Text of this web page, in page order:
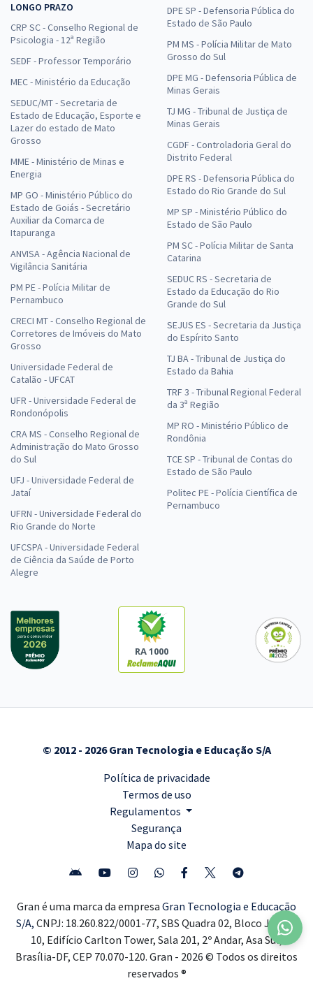
Não importa se seu objetivo é um cargo técnico, analista ou
uma carreira jurídica de alto nível: com dedicação e a
preparação certa, o sucesso está ao seu alcance.
Comece agora a estudar com os cursos jurídicos da Gran e dê
o primeiro passo rumo à sua estabilidade profissional!
LONGO PRAZO
CRP SC - Conselho Regional de
Psicologia - 12ª Região
SEDF - Professor Temporário
MEC - Ministério da Educação
SEDUC/MT - Secretaria de
Estado de Educação, Esporte e
Lazer do estado de Mato
Grosso
MME - Ministério de Minas e
Energia
MP GO - Ministério Público do
Estado de Goiás - Secretário
Auxiliar da Comarca de
Itapuranga
ANVISA - Agência Nacional de
Vigilância Sanitária
PM PE - Polícia Militar de
Pernambuco
CRECI MT - Conselho Regional de
Corretores de Imóveis do Mato
Grosso
Universidade Federal de
Catalão - UFCAT
UFR - Universidade Federal de
Rondonópolis
CRA MS - Conselho Regional de
Administração do Mato Grosso
do Sul
UFJ - Universidade Federal de
Jataí
UFRN - Universidade Federal do
Rio Grande do Norte
UFCSPA - Universidade Federal
de Ciência da Saúde de Porto
Alegre
DPE SP - Defensoria Pública do
Estado de São Paulo
PM MS - Polícia Militar de Mato
Grosso do Sul
DPE MG - Defensoria Pública de
Minas Gerais
TJ MG - Tribunal de Justiça de
Minas Gerais
CGDF - Controladoria Geral do
Distrito Federal
DPE RS - Defensoria Pública do
Estado do Rio Grande do Sul
MP SP - Ministério Público do
Estado de São Paulo
PM SC - Polícia Militar de Santa
Catarina
SEDUC RS - Secretaria de
Estado da Educação do Rio
Grande do Sul
SEJUS ES - Secretaria da Justiça
do Espírito Santo
TJ BA - Tribunal de Justiça do
Estado da Bahia
TRF 3 - Tribunal Regional Federal
da 3ª Região
MP RO - Ministério Público de
Rondônia
TCE SP - Tribunal de Contas do
Estado de São Paulo
Politec PE - Polícia Científica de
Pernambuco
RA 1000
© 2012 - 2026 Gran Tecnologia e Educação S/A
Política de privacidade
Termos de uso
Regulamentos
Segurança
Mapa do site
Gran é uma marca da empresa Gran Tecnologia e Educação
S/A, CNPJ: 18.260.822/0001-77, SBS Quadra 02, Bloco J, Lote
10, Edifício Carlton Tower, Sala 201, 2º Andar, Asa Sul,
Brasília-DF, CEP 70.070-120. Gran - 2026 © Todos os direitos
reservados ®